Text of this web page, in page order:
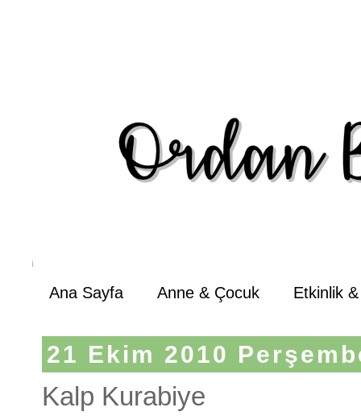
Ana Sayfa Anne & Çocuk Etkinlik
21 Ekim 2010
Kalp Kurabiye